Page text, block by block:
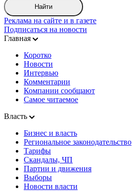
Найти
Реклама на сайте и в газете
Подписаться на новости
Главная
Коротко
Новости
Интервью
Комментарии
Компании сообщают
Самое читаемое
Власть
Бизнес и власть
Региональное законодательство
Тарифы
Скандалы, ЧП
Партии и движения
Выборы
Новости власти